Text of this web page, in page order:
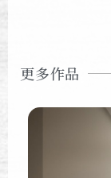
更多作品